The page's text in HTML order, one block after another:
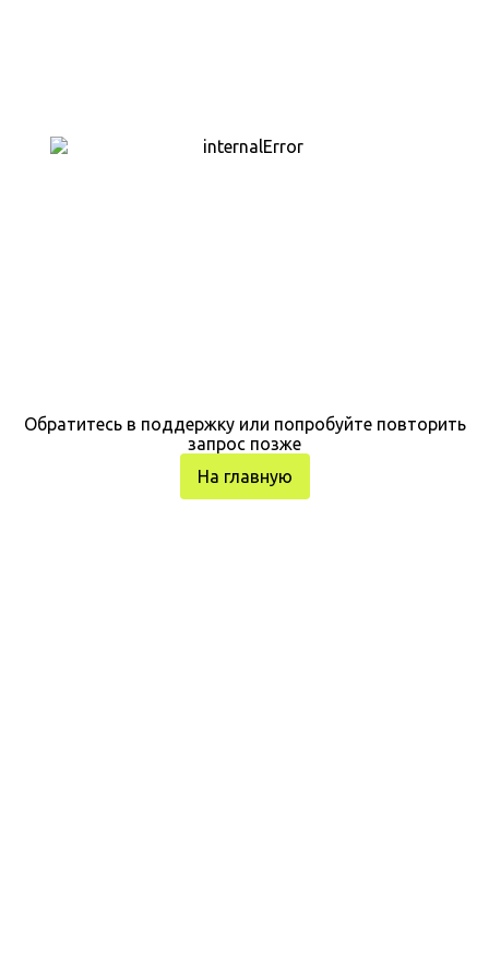
Обратитесь в поддержку или попробуйте повторить
запрос позже
На главную